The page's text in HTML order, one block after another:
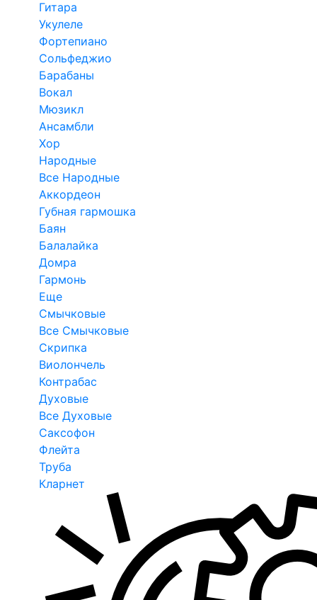
Гитара
Укулеле
Фортепиано
Сольфеджио
Барабаны
Вокал
Мюзикл
Ансамбли
Хор
Народные
Все Народные
Аккордеон
Губная гармошка
Баян
Балалайка
Домра
Гармонь
Еще
Смычковые
Все Смычковые
Скрипка
Виолончель
Контрабас
Духовые
Все Духовые
Саксофон
Флейта
Труба
Кларнет